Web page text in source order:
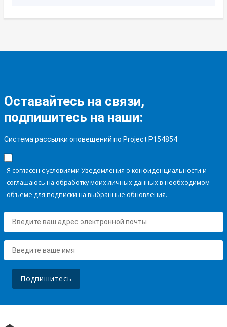
Оставайтесь на связи,
подпишитесь на наши:
Система рассылки оповещений по Project P154854
Я согласен с условиями Уведомления о конфиденциальности и
соглашаюсь на обработку моих личных данных в необходимом
объеме для подписки на выбранные обновления.
Подпишитесь